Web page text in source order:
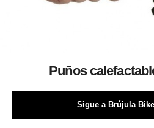
Puños
Sigue a Brújula